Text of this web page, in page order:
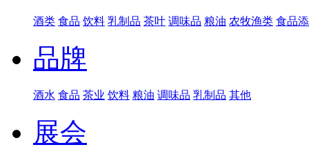
酒类 食品 饮料 乳制品 茶叶 调味品 粮油 农牧渔类 食品
品牌
酒水 食品 茶业 饮料 粮油 调味品 乳制品 其他
展会